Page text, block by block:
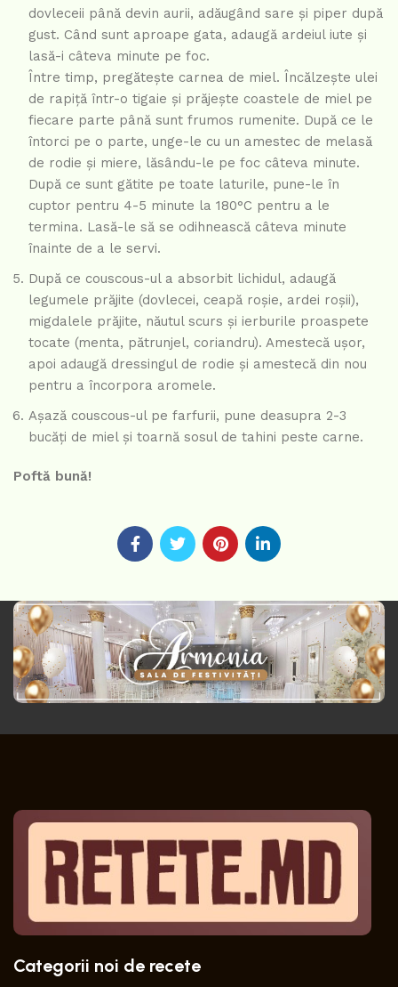
dovleceii până devin aurii, adăugând sare și piper după
gust. Când sunt aproape gata, adaugă ardeiul iute și
lasă-i câteva minute pe foc.
Între timp, pregătește carnea de miel. Încălzește ulei
de rapiță într-o tigaie și prăjește coastele de miel pe
fiecare parte până sunt frumos rumenite. După ce le
întorci pe o parte, unge-le cu un amestec de melasă
de rodie și miere, lăsându-le pe foc câteva minute.
După ce sunt gătite pe toate laturile, pune-le în
cuptor pentru 4-5 minute la 180°C pentru a le
termina. Lasă-le să se odihnească câteva minute
înainte de a le servi.
După ce couscous-ul a absorbit lichidul, adaugă
legumele prăjite (dovlecei, ceapă roșie, ardei roșii),
migdalele prăjite, năutul scurs și ierburile proaspete
tocate (menta, pătrunjel, coriandru). Amestecă ușor,
apoi adaugă dressingul de rodie și amestecă din nou
pentru a încorpora aromele.
Așază couscous-ul pe farfurii, pune deasupra 2-3
bucăți de miel și toarnă sosul de tahini peste carne.
Poftă bună!
Categorii noi de recete